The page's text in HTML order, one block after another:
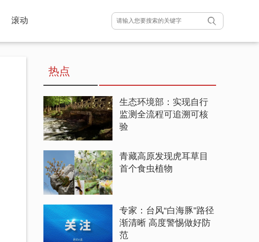
滚动
热点
生态环境部：实现自行
监测全流程可追溯可核
验
青藏高原发现虎耳草目
首个食虫植物
专家：台风“白海豚”路径
渐清晰 高度警惕做好防
范